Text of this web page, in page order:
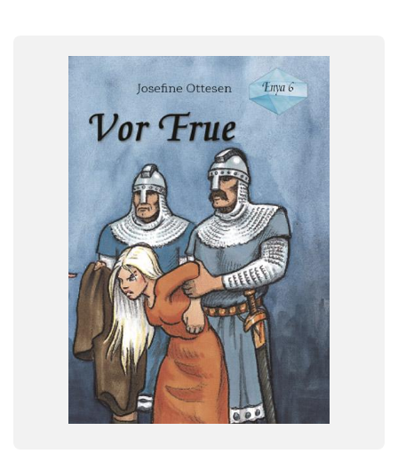
NIVEAU
1. klasse 2. klasse 3. klasse
Flergangsbog
9788773695135